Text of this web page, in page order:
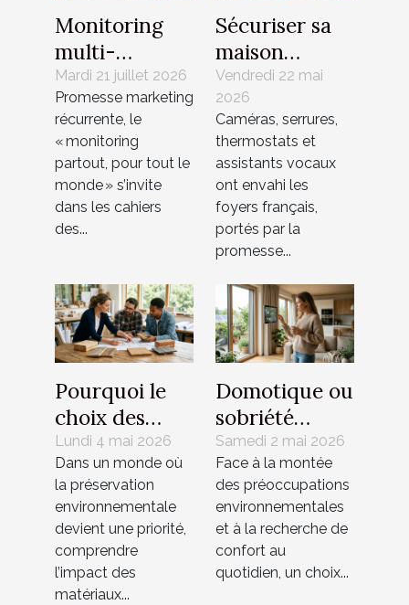
Monitoring
multi-
plateforme :
mythe de la
compatibilité
universelle ?
Mardi 21 juillet 2026
Promesse marketing
récurrente, le
« monitoring
partout, pour tout le
monde » s’invite
dans les cahiers
des...
Sécuriser sa
maison
intelligente :
mythes et
réalités des
objets
connectés
Vendredi 22 mai
2026
Caméras, serrures,
thermostats et
assistants vocaux
ont envahi les
foyers français,
portés par la
promesse...
Pourquoi le
choix des
matériaux
influence-t-il
la conception
d’un bâtiment
durable ?
Lundi 4 mai 2026
Dans un monde où
la préservation
environnementale
devient une priorité,
comprendre
l’impact des
matériaux...
Domotique ou
sobriété
énergétique :
dilemme ou
alliance
possible chez
les
particuliers ?
Samedi 2 mai 2026
Face à la montée
des préoccupations
environnementales
et à la recherche de
confort au
quotidien, un choix...